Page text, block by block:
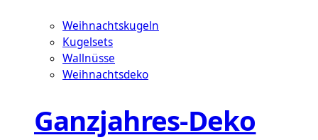
Weihnachtskugeln
Kugelsets
Wallnüsse
Weihnachtsdeko
Ganzjahres-Deko